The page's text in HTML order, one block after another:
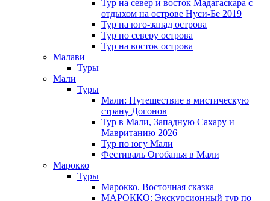
Тур на север и восток Мадагаскара с
отдыхом на острове Нуси-Бе 2019
Тур на юго-запад острова
Тур по северу острова
Тур на восток острова
Малави
Туры
Мали
Туры
Мали: Путешествие в мистическую
страну Догонов
Тур в Мали, Западную Сахару и
Мавританию 2026
Тур по югу Мали
Фестиваль Огобанья в Мали
Марокко
Туры
Марокко. Восточная сказка
МАРОККО: Экскурсионный тур по